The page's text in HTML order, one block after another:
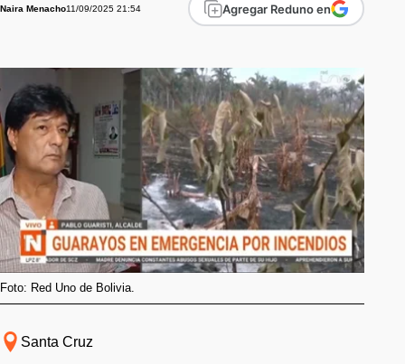
Naira Menacho11/09/2025 21:54 Agregar Reduno en
Foto: Red Uno de Bolivia.
Santa Cruz